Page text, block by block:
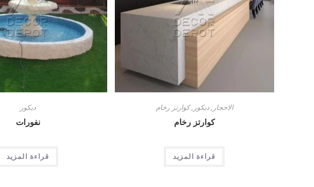
الاحجار ,ديكور ,كوارتز رخام
كوارتز رخام
قراءة المزيد
ديكور
نفورات
قراءة المزيد